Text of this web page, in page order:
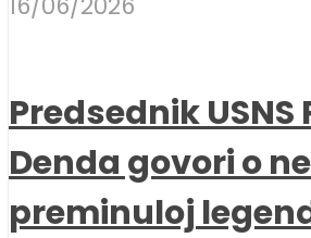
Predsednik USNS
Denda govori o
preminuloj